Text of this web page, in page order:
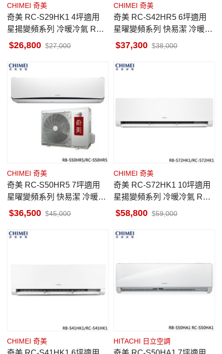
CHIMEI 奇美
奇美 RC-S29HK1 4坪適用
星揚變頻系列 冷暖冷氣 RB-
S29HK1 一級省電 快易潔
26,800 27,000
CHIMEI 奇美
奇美 RC-S42HR5 6坪適用
星曜變頻系列 快易潔 冷暖冷
氣 RB-S42HR5 送電動牙刷
37,300 38,000
CHIMEI 奇美
奇美 RC-S50HR5 7坪適用
星曜變頻系列 快易潔 冷暖冷
氣 RB-S50HR5 送電動牙刷
36,500 45,000
CHIMEI 奇美
奇美 RC-S72HK1 10坪適用
星揚變頻系列 冷暖冷氣 RB-
S72HK1 一級省電 快易潔
58,800 59,000
CHIMEI 奇美 HITACHI 日立空調